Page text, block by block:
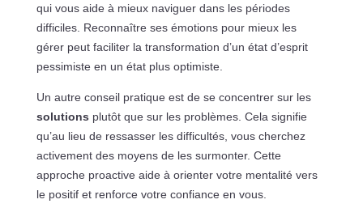
qui vous aide à mieux naviguer dans les périodes
difficiles. Reconnaître ses émotions pour mieux les
gérer peut faciliter la transformation d’un état d’esprit
pessimiste en un état plus optimiste.
Un autre conseil pratique est de se concentrer sur les
solutions plutôt que sur les problèmes. Cela signifie
qu’au lieu de ressasser les difficultés, vous cherchez
activement des moyens de les surmonter. Cette
approche proactive aide à orienter votre mentalité vers
le positif et renforce votre confiance en vous.